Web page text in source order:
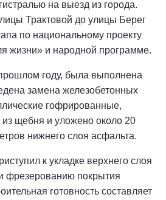
на выезд из города.
Трактовой до улицы Берег
по национальному проекту
жизни» и народной программе.
году, была выполнена
замена железобетонных
гофрированные,
из щебня и уложено около 20
нижнего слоя асфальта.
к укладке верхнего слоя
фрезерованию покрытия
готовность составляет